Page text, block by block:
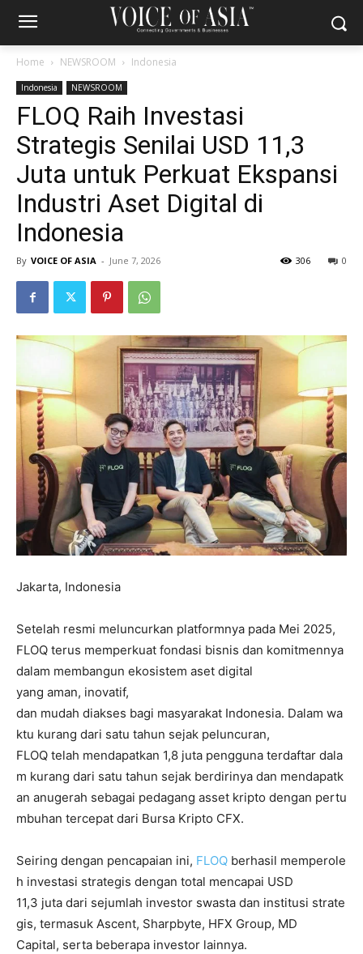
Home NEWSROOM Indonesia
Indonesia NEWSROOM
FLOQ Raih Investasi
Strategis Senilai USD 11,3
Juta untuk Perkuat Ekspansi
Industri Aset Digital di
Indonesia
By VOICE OF ASIA - June 7, 2026 0
306
Jakarta, Indonesia
Setelah resmi meluncurkan platformnya pada Mei 2025,
FLOQ terus memperkuat fondasi bisnis dan komitmennya
dalam membangun ekosistem aset digital
yang aman, inovatif,
dan mudah diakses bagi masyarakat Indonesia. Dalam wa
ktu kurang dari satu tahun sejak peluncuran,
FLOQ telah mendapatkan 1,8 juta pengguna terdaftar dala
m kurang dari satu tahun sejak berdirinya dan mendapatk
an anugerah sebagai pedagang asset kripto dengan pertu
mbuhan tercepat dari Bursa Kripto CFX.
Seiring dengan pencapaian ini, FLOQ berhasil memperole
h investasi strategis dengan total mencapai USD
11,3 juta dari sejumlah investor swasta dan institusi strate
gis, termasuk Ascent, Sharpbyte, HFX Group, MD
Capital, serta beberapa investor lainnya.